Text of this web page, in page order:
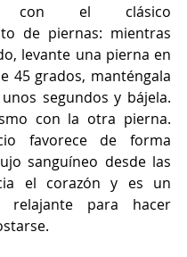
con el clásico
de piernas: mientras
levante una pierna en
45 grados, manténgala
segundos y bájela.
con la otra pierna.
favorece de forma
sanguíneo desde las
el corazón y es un
relajante para hacer